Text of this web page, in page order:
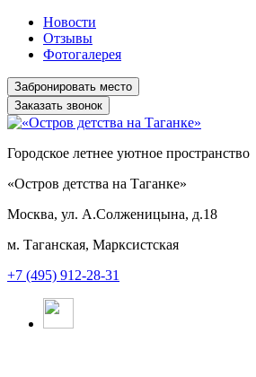
Новости
Отзывы
Фотогалерея
Заказать звонок
Городское летнее уютное пространство
«Остров детства на Таганке»
Москва, ул. А.Солженицына, д.18
м. Таганская, Марксистская
+7 (495) 912-28-31